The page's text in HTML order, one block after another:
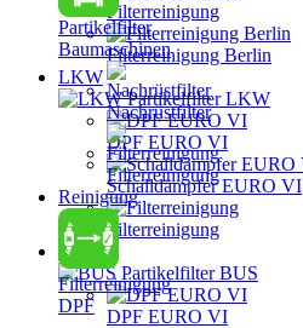
Partikelfilter
Baumaschinen
Nachrüstfilter
Filterreinigung
Reinigung
Filterreinigung
DPF
Filterreinigung
Filterreinigung Berlin
LKW
Partikelfilter LKW
DPF EURO VI
Schalldämpfer EURO VI
Filterreinigung
BUS
Partikelfilter BUS
DPF EURO VI